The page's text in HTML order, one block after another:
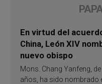
En virtud del
China, León XIV
nuevo obispo
Mons. Chang Yanfeng, de
años, ha sido nombrado